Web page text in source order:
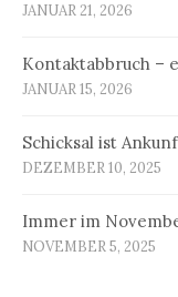
JANUAR 21, 2026
Kontaktabbruch –
JANUAR 15, 2026
Schicksal ist
DEZEMBER 10, 2025
Immer im
NOVEMBER 5, 2025